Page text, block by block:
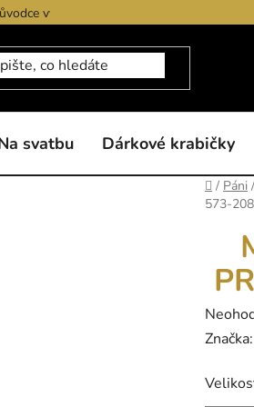
výběrem produktů
svatbu Dárkové krabičky
Domů
/ Páni /
573-
je
Značka: